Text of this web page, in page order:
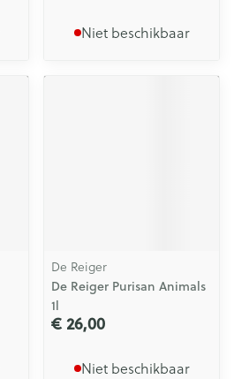
Niet beschikbaar
De Reiger
De Reiger Purisan Animals
1l
€ 26,00
Niet beschikbaar